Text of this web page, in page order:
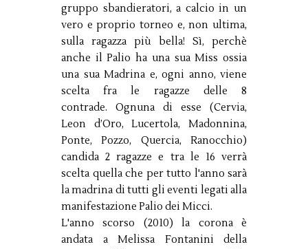
gruppo sbandieratori, a calcio in un
vero e proprio torneo e, non ultima,
sulla ragazza più bella! Sì, perchè
anche il Palio ha una sua Miss ossia
una sua Madrina e, ogni anno, viene
scelta fra le ragazze delle 8
contrade. Ognuna di esse (Cervia,
Leon d’Oro, Lucertola, Madonnina,
Ponte, Pozzo, Quercia, Ranocchio)
candida 2 ragazze e tra le 16 verrà
scelta quella che per tutto l'anno sarà
la madrina di tutti gli eventi legati alla
manifestazione Palio dei Micci.
L'anno scorso (2010) la corona è
andata a Melissa Fontanini della